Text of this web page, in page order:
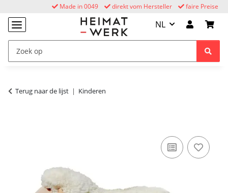
faire Preise
direkt vom Hersteller
Made in 0049
NL
Terug naar de lijst Kinderen